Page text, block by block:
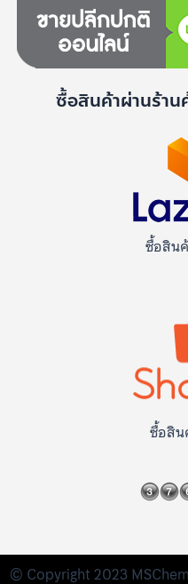
ซื้อสินค้าผ่านร้าน
ซื้อสิน
ซื้อสิน
© Copyright 2023